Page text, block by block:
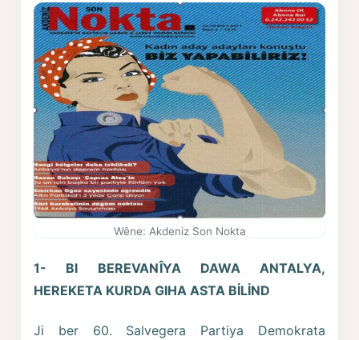
Wêne: Akdeniz Son Nokta
1- BI BEREVANÎYA DAWA ANTALYA,
HEREKETA KURDA GIHA ASTA BİLİND
Ji ber 60. Salvegera Partiya Demokrata